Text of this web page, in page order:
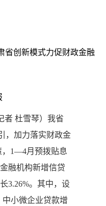
省创新模式力促财政金融
者 杜雪琴）我省
，加力落实财政金
，1—4月预拨贴息
融机构新增信贷
3.26%。其中，设
中小微企业贷款增